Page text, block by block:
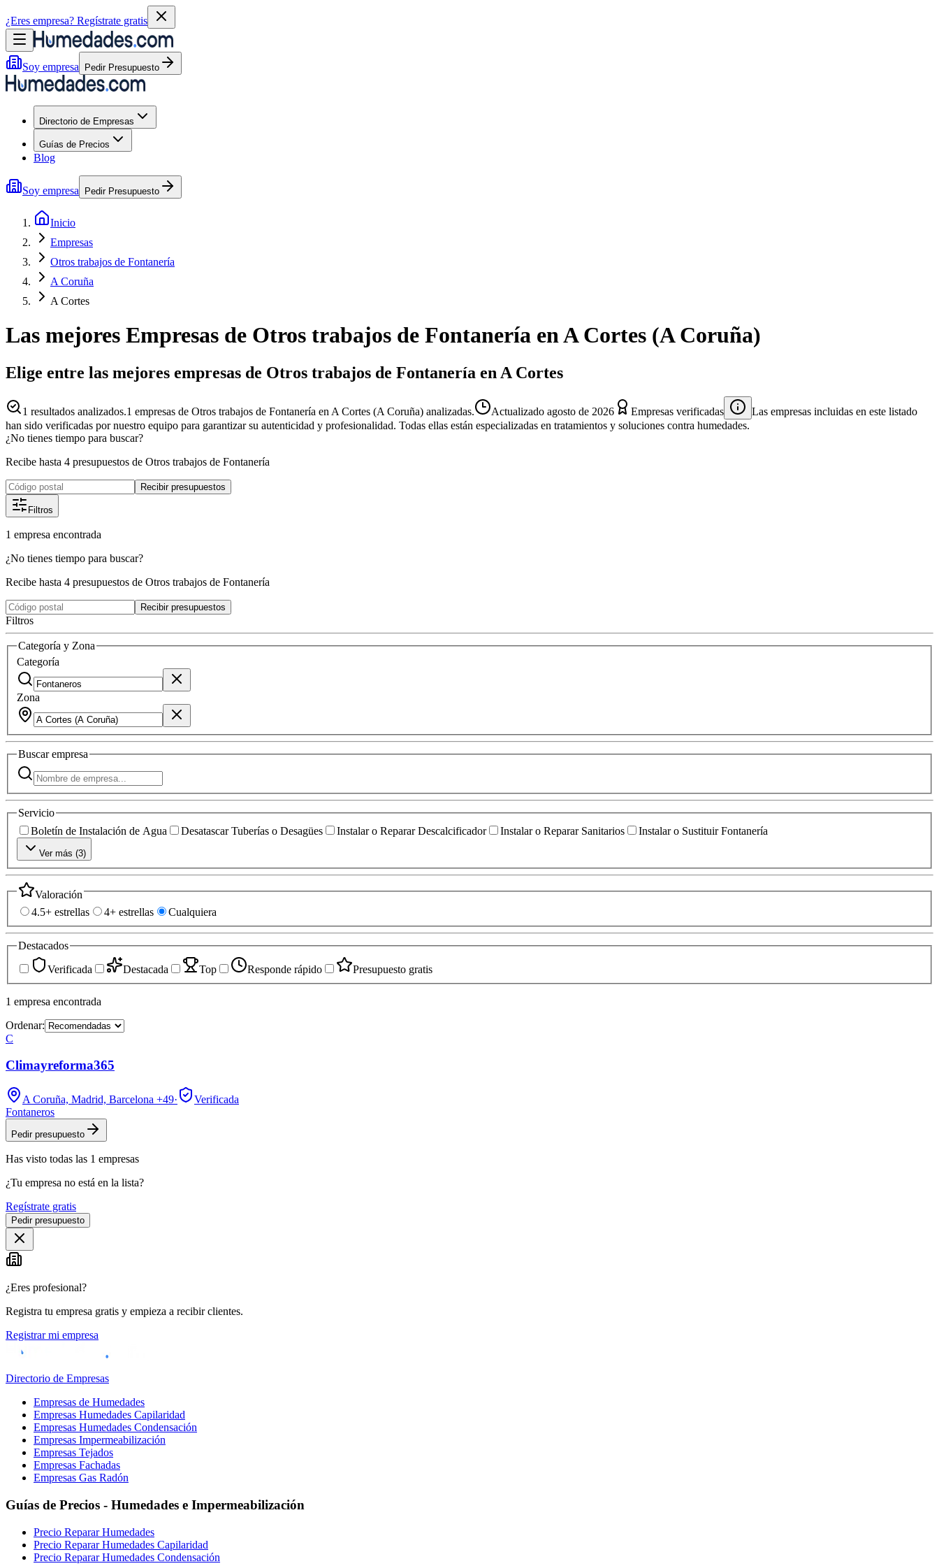
¿Eres empresa? Regístrate gratis
Soy empresa Pedir Presupuesto
Directorio de Empresas
Guías de Precios
Blog
Soy empresa Pedir Presupuesto
Inicio
Empresas
Otros trabajos de Fontanería
A Coruña
A Cortes
Las mejores Empresas de Otros trabajos de Fontanería enA Cortes (A Coruña)
Elige entre las mejores empresas de Otros trabajos de Fontanería en A Cortes
1 resultados analizados.1 empresas de Otros trabajos de Fontanería en A Cortes (A Coruña) analizadas. Actualizado agosto de 2026 Empresas verificadas
Las empresas incluidas en este listado
han sido verificadas por nuestro equipo para garantizar su autenticidad y profesionalidad. Todas ellas están especializadas en tratamientos y soluciones contra humedades.
¿No tienes tiempo para buscar?
Recibe hasta 4 presupuestos de Otros trabajos de Fontanería
Recibir presupuestos
Filtros
1 empresa encontrada
¿No tienes tiempo para buscar?
Recibe hasta 4 presupuestos de Otros trabajos de Fontanería
Recibir presupuestos
Filtros
Categoría y Zona
Categoría
Zona
Buscarempresa
Servicio
Boletín de Instalación de Agua
Desatascar Tuberías o Desagües Instalar o Reparar Descalcificador Instalar o Reparar Sanitarios Instalar o Sustituir Fontanería
Ver más (3)
Valoración
4.5+ estrellas
4+ estrellas Cualquiera
Destacados
Verificada
Destacada Top Responde rápido Presupuesto gratis
1 empresa encontrada
Ordenar:
C
Climayreforma365
A Coruña, Madrid, Barcelona +49·
Verificada
Fontaneros
Pedir presupuesto
Has visto todas las 1 empresas
¿Tu empresa no está en la lista?
Regístrate gratis
Pedir presupuesto
¿Eres profesional?
Registra tu empresa gratis y empieza a recibir clientes.
Registrar mi empresa
Directorio de Empresas
Empresas de Humedades
Empresas Humedades Capilaridad
Empresas Humedades Condensación
Empresas Impermeabilización
Empresas Tejados
Empresas Fachadas
Empresas Gas Radón
Guías de Precios - Humedades e Impermeabilización
Precio Reparar Humedades
Precio Reparar Humedades Capilaridad
Precio Reparar Humedades Condensación